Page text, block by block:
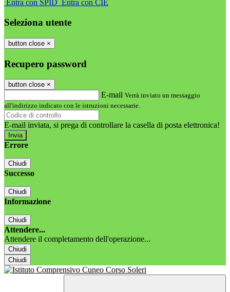
Entra con SPID Entra con CIE
Seleziona utente
button close ×
Recupero password
button close ×
E-mail Verrà inviato un messaggio
all'indirizzo indicato con le istruzioni necessarie.
E-mail inviata, si prega di controllare la casella di posta elettronica!
Errore
Chiudi
Successo
Chiudi
Informazione
Chiudi
Attendere...
Attendere il completamento dell'operazione...
Chiudi
Chiudi